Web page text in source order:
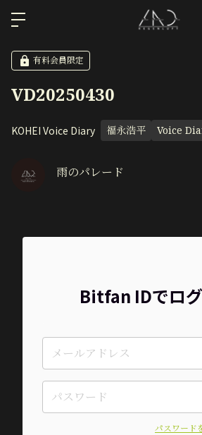
有料会員限定
VD20250430
KOHEI Voice Diary 福永浩平 Voice
雨のパレード
Bitfan IDでロ
パスワード